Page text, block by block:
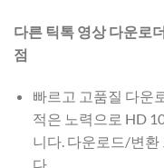
다른 틱톡 영상 다운로
점
빠르고 고품질 다운
적은 노력으로 HD
니다. 다운로드/변환
다.